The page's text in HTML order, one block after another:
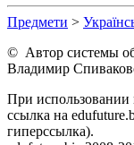
Предмети >
© Автор системы
Владимир
При использовании
ссылка на
гиперссылка).